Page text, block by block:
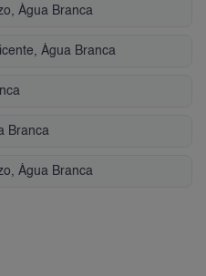
Água Branca
Água Branca
Branca
Água Branca